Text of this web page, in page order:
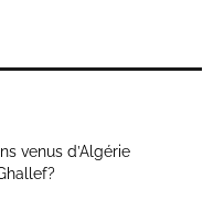
venus d’Algérie